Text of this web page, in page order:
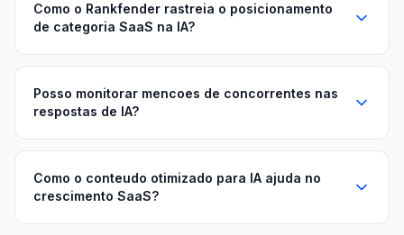
Como o Rankfender rastreia o posicionamento
de categoria SaaS na IA?
Posso monitorar mencoes de concorrentes nas
respostas de IA?
Como o conteudo otimizado para IA ajuda no
crescimento SaaS?